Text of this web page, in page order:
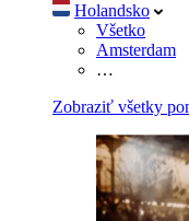
Holandsko
Všetko
Amsterdam
…
Zobraziť všetky